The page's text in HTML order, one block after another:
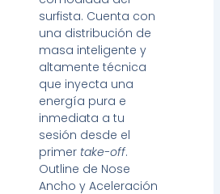
surfista. Cuenta con
una distribución de
masa inteligente y
altamente técnica
que inyecta una
energía pura e
inmediata a tu
sesión desde el
primer take-off.
Outline de Nose
Ancho y Aceleración